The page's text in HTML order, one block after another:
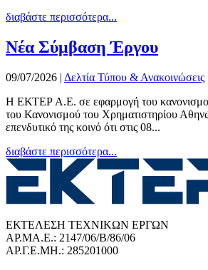
διαβάστε περισσότερα...
Νέα Σύμβαση Έργου
09/07/2026 | Δελτία Τύπου & Ανακοινώσεις
Η ΕΚΤΕΡ Α.Ε. σε εφαρμογή του
του Κανονισμού του Χρηματιστηρίου
επενδυτικό της κοινό ότι στις 08...
διαβάστε περισσότερα...
ΕΚΤΕΛΕΣΗ ΤΕΧΝΙΚΩΝ ΕΡΓΩΝ
ΑΡ.ΜΑ.Ε.: 2147/06/B/86/06
ΑΡ.Γ.Ε.ΜΗ.: 285201000